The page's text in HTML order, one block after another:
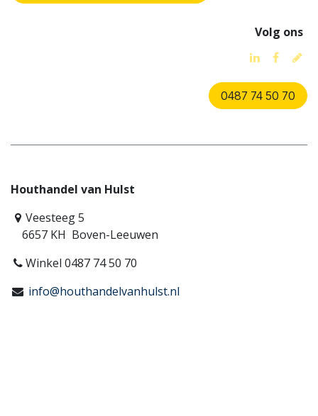
Volg ons
0487 74 50 70
Houthandel van Hulst
Veesteeg 5
6657 KH Boven-Leeuwen
Winkel 0487 74 50 70
info@houthandelvanhulst.nl